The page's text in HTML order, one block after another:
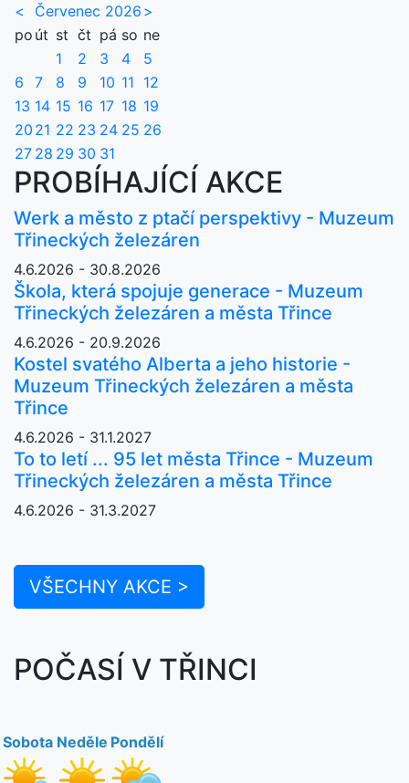
< Červenec 2026 >
po út st čt pá so ne
1
2 3 4
5
6
7 8 9 10 11 12
13 14 15 16 17 18 19
20 21 22 23 24 25 26
27 28 29 30 31
PROBÍHAJÍCÍ AKCE
Werk a město z ptačí perspektivy - Muzeum
Třineckých železáren
4.6.2026 - 30.8.2026
Škola, která spojuje generace - Muzeum
Třineckých železáren a města Třince
4.6.2026 - 20.9.2026
Kostel svatého Alberta a jeho historie -
Muzeum Třineckých železáren a města
Třince
4.6.2026 - 31.1.2027
To to letí ... 95 let města Třince - Muzeum
Třineckých železáren a města Třince
4.6.2026 - 31.3.2027
VŠECHNY AKCE >
POČASÍ V TŘINCI
Sobota Neděle Pondělí